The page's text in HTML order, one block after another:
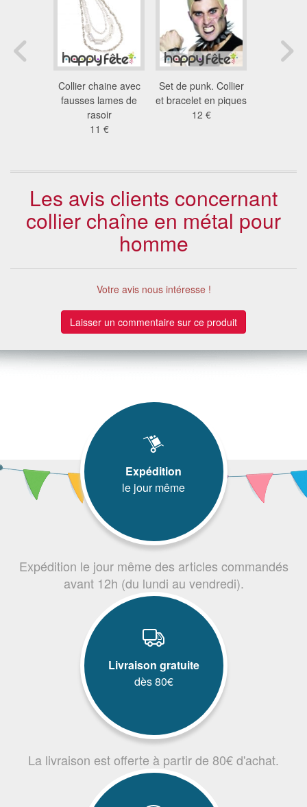
Collier chaine avec
fausses lames de
rasoir
11 €
Set de punk. Collier
et bracelet en piques
12 €
Les avis clients concernant
collier chaîne en métal pour
homme
Votre avis nous intéresse !
Laisser un commentaire sur ce produit
Expédition
le jour même
Expédition le jour même des articles commandés
avant 12h (du lundi au vendredi).
Livraison gratuite
dès 80€
La livraison est offerte à partir de 80€ d'achat.